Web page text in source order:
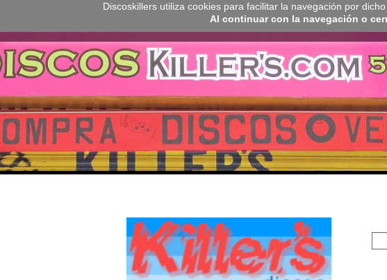
Discoskillers utiliza cookies para facilitar la navegación por
Al continuar con la navegación o